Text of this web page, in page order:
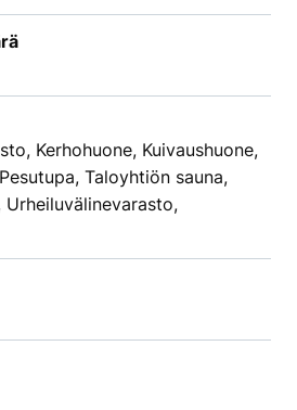
Kerhohuone, Kuivaushuone,
Taloyhtiön sauna,